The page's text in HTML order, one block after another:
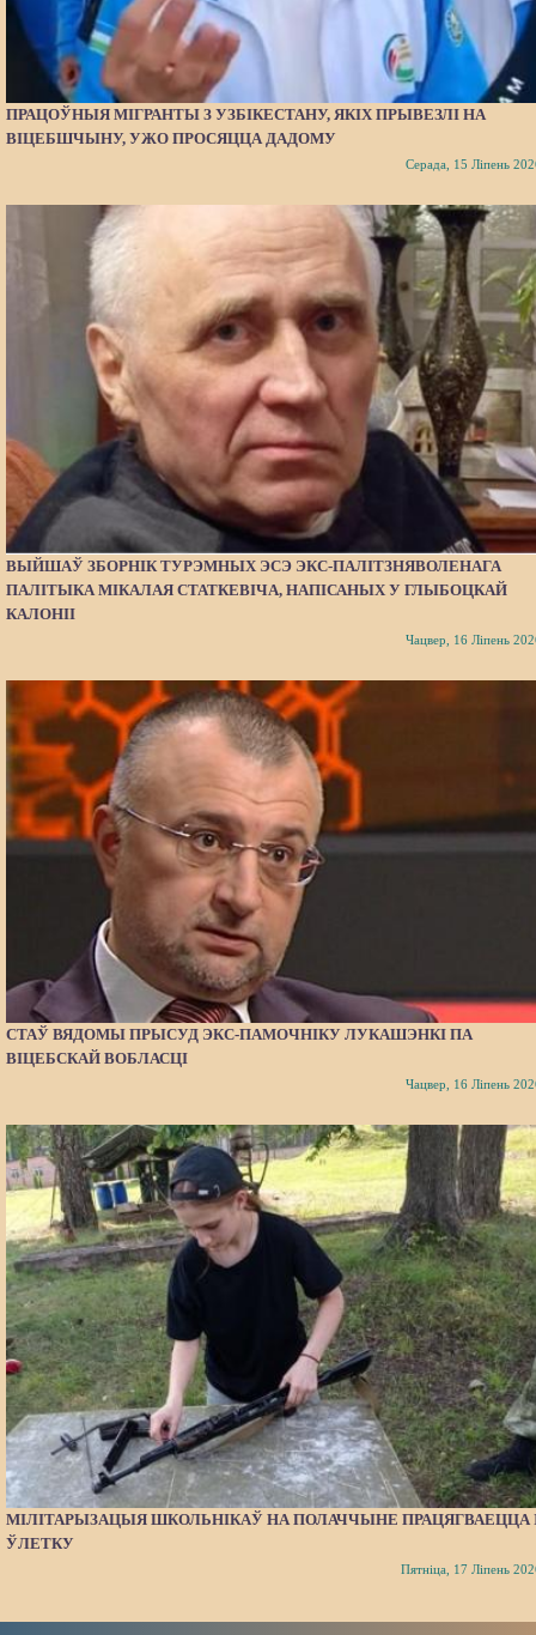
ПРАЦОЎНЫЯ МІГРАНТЫ З УЗБІКЕСТАНУ, ЯКІХ ПРЫВЕЗЛІ НА
ВІЦЕБШЧЫНУ, УЖО ПРОСЯЦЦА ДАДОМУ
Серада, 15 Ліпень
ВЫЙШАЎ ЗБОРНІК ТУРЭМНЫХ ЭСЭ ЭКС-ПАЛІТЗНЯВОЛЕНАГА
ПАЛІТЫКА МІКАЛАЯ СТАТКЕВІЧА, НАПІСАНЫХ У ГЛЫБОЦКАЙ
КАЛОНІІ
Чацвер, 16 Ліпень
СТАЎ ВЯДОМЫ ПРЫСУД ЭКС-ПАМОЧНІКУ ЛУКАШЭНКІ ПА
ВІЦЕБСКАЙ ВОБЛАСЦІ
Чацвер, 16 Ліпень
МІЛІТАРЫЗАЦЫЯ ШКОЛЬНІКАЎ НА ПОЛАЧЧЫНЕ ПРАЦЯГВАЕЦЦА
ЎЛЕТКУ
Пятніца, 17 Ліпень